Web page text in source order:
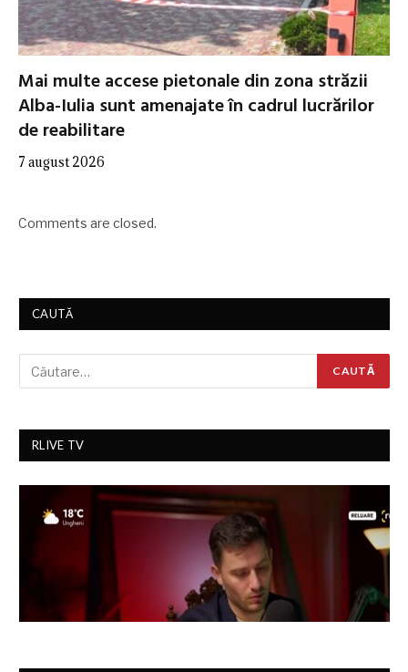
Mai multe accese pietonale din zona străzii
Alba-Iulia sunt amenajate în cadrul lucrărilor
de reabilitare
7 august 2026
Comments are closed.
CAUTĂ
RLIVE TV